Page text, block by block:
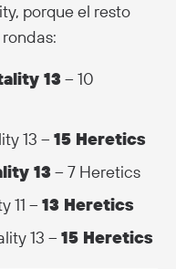
porque el resto
13– 10
13 – 15 Heretics
13– 7 Heretics
11 – 13 Heretics
13 – 15 Heretics